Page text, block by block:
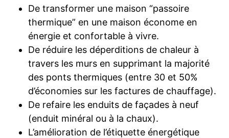
De transformer une maison “passoire
thermique” en une maison économe en
énergie et confortable à vivre.
De réduire les déperditions de chaleur à
travers les murs en supprimant la majorité
des ponts thermiques (entre 30 et 50%
d’économies sur les factures de chauffage).
De refaire les enduits de façades à neuf
(enduit minéral ou à la chaux).
L’amélioration de l’étiquette énergétique